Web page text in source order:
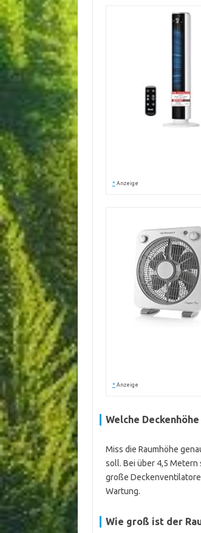
* Anzeige
* Anzeige
Welche
Miss die Raumhöhe
soll. Bei über 4,5 Metern
große
Wartung.
Wie groß ist der